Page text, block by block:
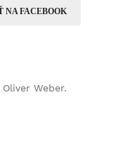
NA FACEBOOK
Weber.